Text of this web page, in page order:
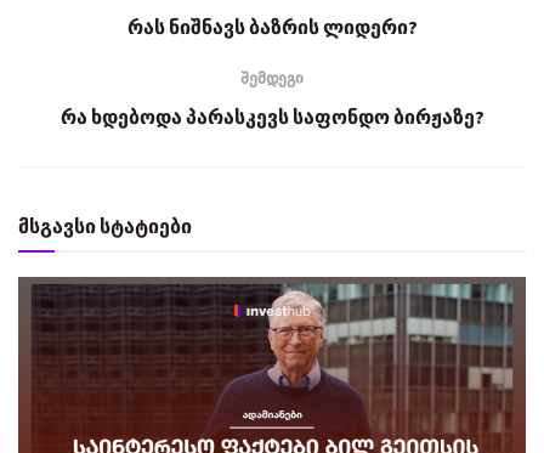
რას ნიშნავს ბაზრის ლიდერი?
შემდეგი
რა ხდებოდა პარასკევს საფონდო ბირჟაზე?
მსგავსი სტატიები